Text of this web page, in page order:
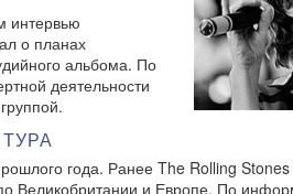
интервью
о планах
альбома. По
деятельности
года. Ранее The Rolling Stones
Великобритании и Европе. По